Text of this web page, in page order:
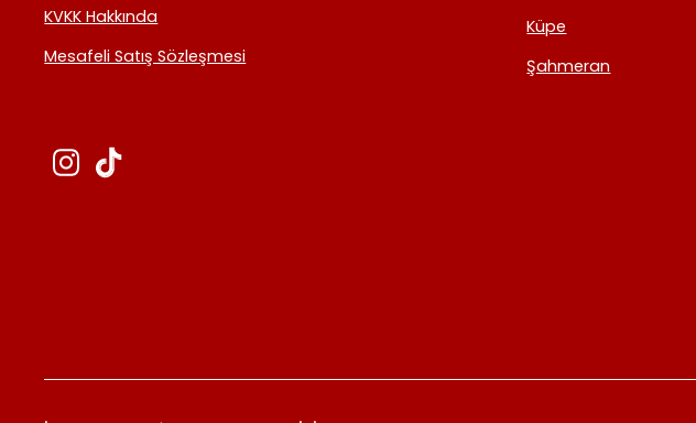
KVKK Hakkında
Mesafeli Satış Sözleşmesi
Küpe
Şahmeran